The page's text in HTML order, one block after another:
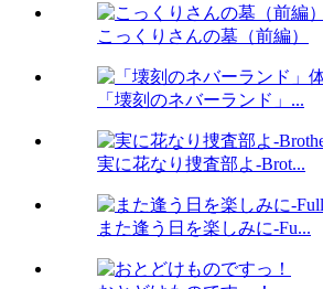
こっくりさんの墓（前編）
「壊刻のネバーランド」...
実に花なり捜査部よ-Brot...
また逢う日を楽しみに-Fu...